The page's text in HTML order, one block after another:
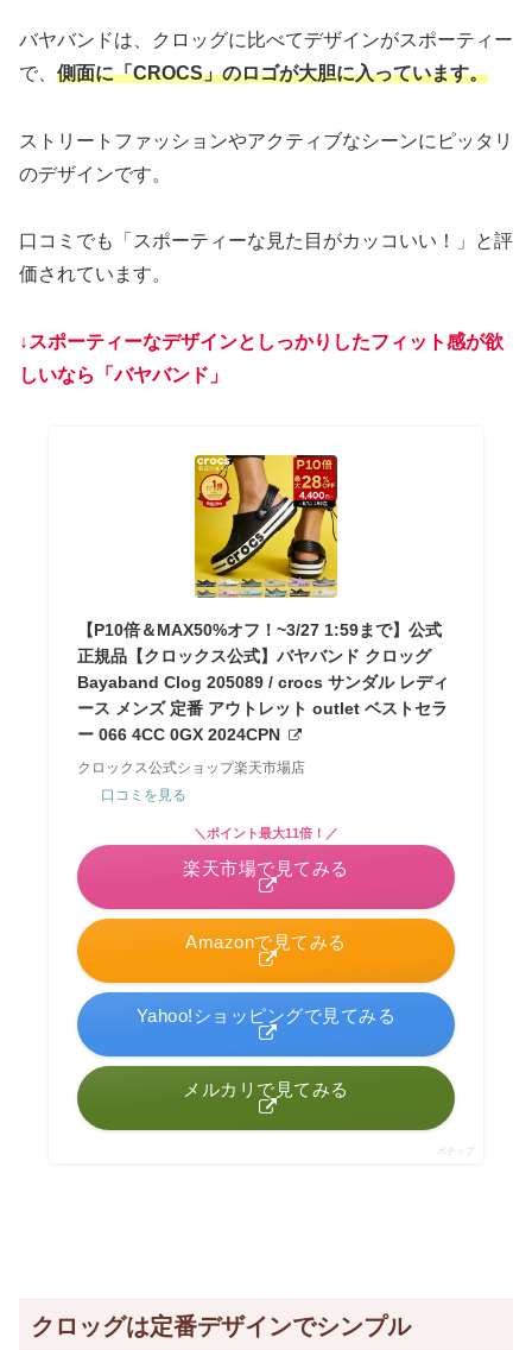
バヤバンドは、クロッグに比べてデザインがスポーティー
で、 側面に「CROCS」のロゴが大胆に入っています。
ストリートファッションやアクティブなシーンにピッタリ
のデザインです。
口コミでも「スポーティーな見た目がカッコいい！」と評
価されています。
↓ スポーティーなデザインとしっかりしたフィット感が欲
しいなら「バヤバンド」
【P10倍＆MAX50%オフ！~3/27 1:59まで】公式
正規品【クロックス公式】バヤバンド クロッグ
Bayaband Clog 205089 / crocs サンダル レディ
ース メンズ 定番 アウトレット outlet ベストセラ
ー 066 4CC 0GX 2024CPN
クロックス公式ショップ楽天市場店
口コミを見る
Amazonで見てみる
＼ポイント最大11倍！／
楽天市場で見てみる
Yahoo!ショッピングで見てみる
メルカリで見てみる
ポチップ
クロッグは定番デザインでシンプル